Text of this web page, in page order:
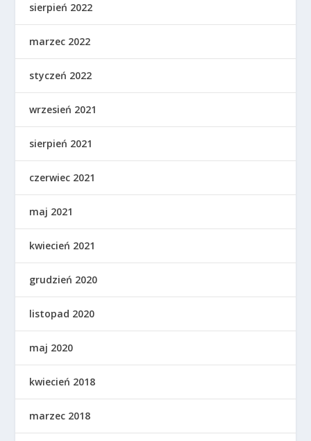
sierpień 2022
marzec 2022
styczeń 2022
wrzesień 2021
sierpień 2021
czerwiec 2021
maj 2021
kwiecień 2021
grudzień 2020
listopad 2020
maj 2020
kwiecień 2018
marzec 2018